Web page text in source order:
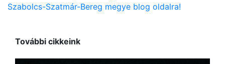
Szabolcs-Szatmár-Bereg megye blog oldalra!
További cikkeink